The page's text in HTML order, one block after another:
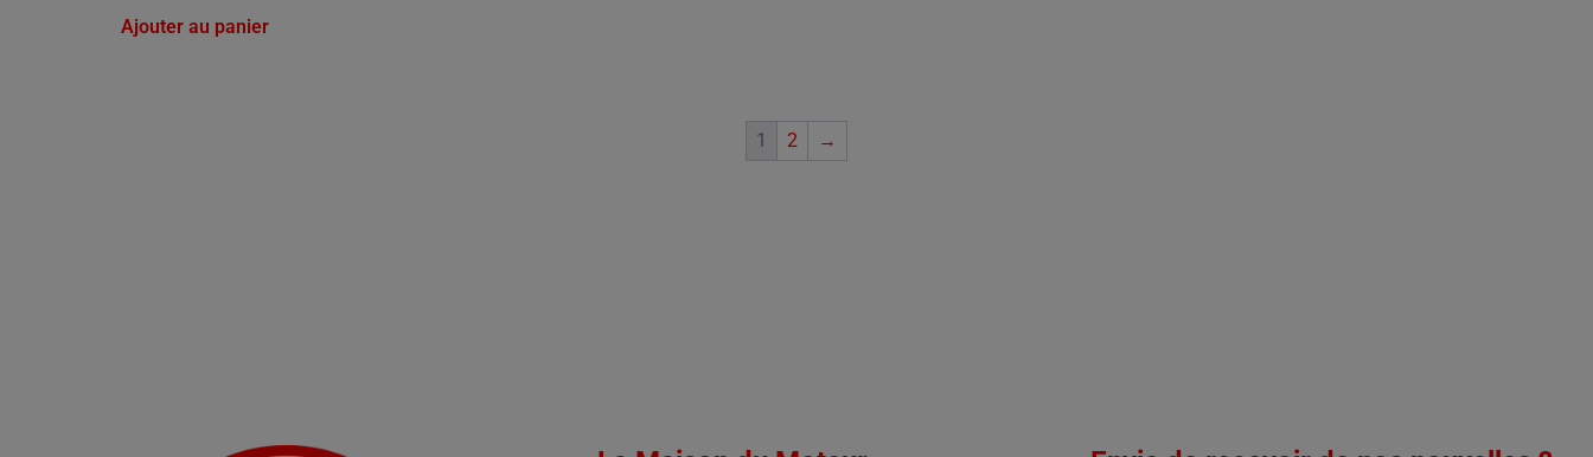
Ajouter au panier
1 2 →